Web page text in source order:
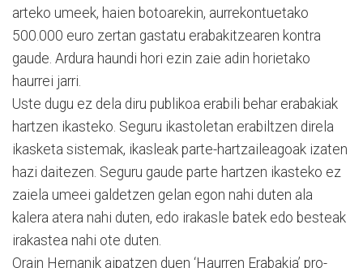
arteko umeek, haien botoarekin, aurrekontuetako
500.000 euro zertan gastatu erabakitzearen kontra
gaude. Ardura haundi hori ezin zaie adin horietako
haurrei jarri.
Uste dugu ez dela diru publikoa erabili behar erabakiak
hartzen ikasteko. Seguru ikastoletan erabiltzen direla
ikasketa sistemak, ikasleak parte-hartzaileagoak izaten
hazi daitezen. Seguru gaude parte hartzen ikasteko ez
zaiela umeei galdetzen gelan egon nahi duten ala
kalera atera nahi duten, edo irakasle batek edo besteak
irakastea nahi ote duten.
Orain Hernanik aipatzen duen ‘Haurren Erabakia’ pro­